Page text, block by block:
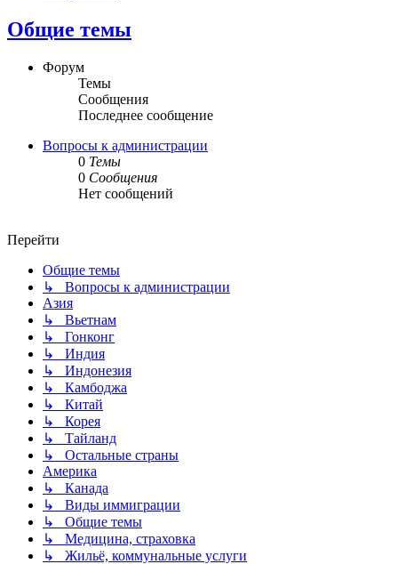
Общие темы
Форум
Темы
Сообщения
Последнее сообщение
Вопросы к администрации
0 Темы
0 Сообщения
Нет сообщений
Перейти
Общие темы
↳ Вопросы к администрации
Азия
↳ Вьетнам
↳ Гонконг
↳ Индия
↳ Индонезия
↳ Камбоджа
↳ Китай
↳ Корея
↳ Тайланд
↳ Остальные страны
Америка
↳ Канада
↳ Виды иммиграции
↳ Общие темы
↳ Медицина, страховка
↳ Жильё, коммунальные услуги